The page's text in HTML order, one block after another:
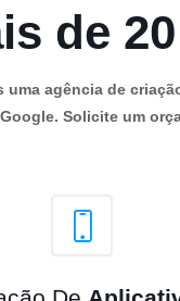
de
agência de
Solicite um